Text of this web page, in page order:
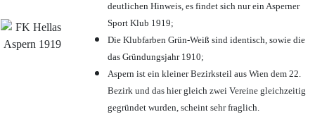
deutlichen Hinweis, es findet sich nur ein Asperner
Sport Klub 1919;
Die Klubfarben Grün-Weiß sind identisch, sowie die
das Gründungsjahr 1910;
Aspern ist ein kleiner Bezirksteil aus Wien dem 22.
Bezirk und das hier gleich zwei Vereine gleichzeitig
gegründet wurden, scheint sehr fraglich.